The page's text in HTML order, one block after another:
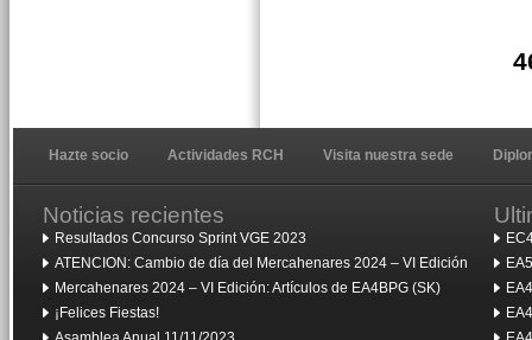
Hazte socio Actividades RCH Visita nuestra sede
Noticias recientes
Resultados Concurso Sprint VGE 2023
ATENCION: Cambio de día del Mercahenares 2024 – VI Edición
Mercahenares 2024 – VI Edición: Artículos de EA4BPG (SK)
¡Felices Fiestas!